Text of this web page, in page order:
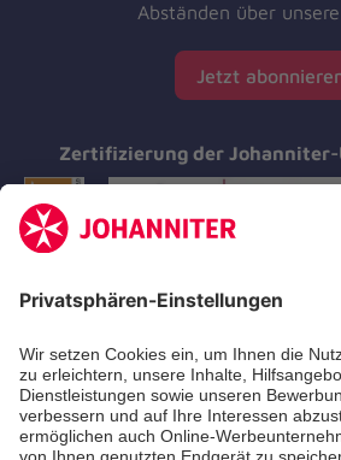
Abständen über
Jetzt
Zertifizierung der Johanniter-
Aus- &
Erste-Hilfe-